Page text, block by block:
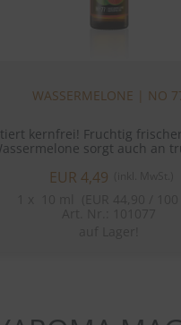
WASSERMELONE | NO
kernfrei! Fruchtig
sorgt auch an
EUR 4,49